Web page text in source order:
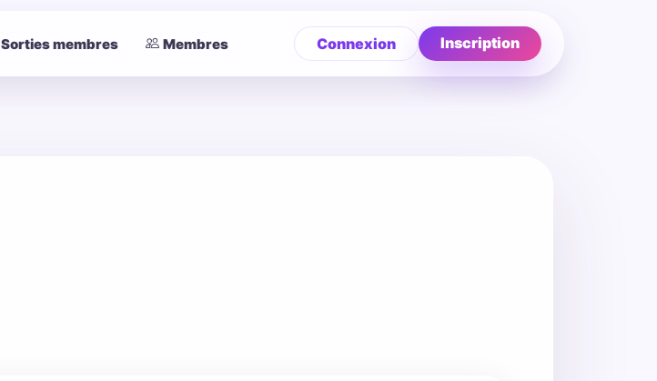
Connexion Inscription
Sorties membres Membres